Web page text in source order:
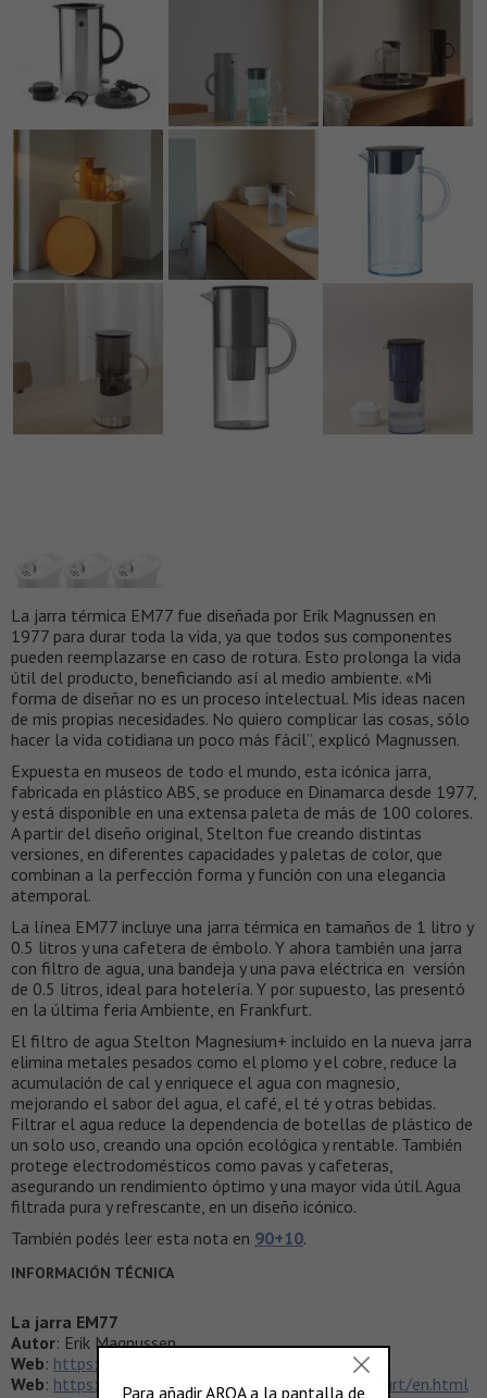
La jarra térmica EM77 fue diseñada por Erik Magnussen en
1977 para durar toda la vida, ya que todos sus componentes
pueden reemplazarse en caso de rotura. Esto prolonga la vida
útil del producto, beneficiando así al medio ambiente. «Mi
forma de diseñar no es un proceso intelectual. Mis ideas nacen
de mis propias necesidades. No quiero complicar las cosas, sólo
hacer la vida cotidiana un poco más fácil”, explicó Magnussen.
Expuesta en museos de todo el mundo, esta icónica jarra,
fabricada en plástico ABS, se produce en Dinamarca desde 1977,
y está disponible en una extensa paleta de más de 100 colores.
A partir del diseño original, Stelton fue creando distintas
versiones, en diferentes capacidades y paletas de color, que
combinan a la perfección forma y función con una elegancia
atemporal.
La línea EM77 incluye una jarra térmica en tamaños de 1 litro y
0.5 litros y una cafetera de émbolo. Y ahora también una jarra
con filtro de agua, una bandeja y una pava eléctrica en versión
de 0.5 litros, ideal para hotelería. Y por supuesto, las presentó
en la última feria Ambiente, en Frankfurt.
El filtro de agua Stelton Magnesium+ incluido en la nueva jarra
elimina metales pesados como el plomo y el cobre, reduce la
acumulación de cal y enriquece el agua con magnesio,
mejorando el sabor del agua, el café, el té y otras bebidas.
Filtrar el agua reduce la dependencia de botellas de plástico de
un solo uso, creando una opción ecológica y rentable. También
protege electrodomésticos como pavas y cafeteras,
asegurando un rendimiento óptimo y una mayor vida útil. Agua
filtrada pura y refrescante, en un diseño icónico.
También podés leer esta nota en 90+10.
INFORMACIÓN TÉCNICA
La jarra EM77
Autor: Erik Magnussen
Web: https://www.stelton.com/
Web: https://ambiente.messefrankfurt.com/frankfurt/en.html